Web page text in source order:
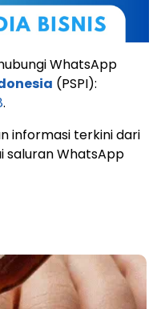
WhatsApp
(PSPI):
.
informasi terkini dari
WhatsApp